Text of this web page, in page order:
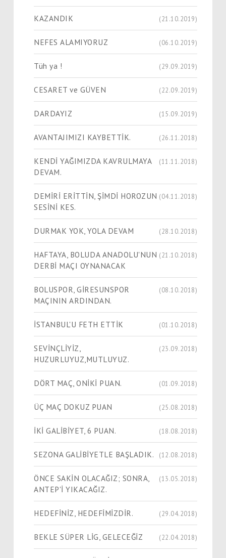
KAZANDIK (21.10.2019)
NEFES ALAMIYORUZ (06.10.2019)
Tüh ya ! (29.09.2019)
CESARET ve GÜVEN (22.09.2019)
DARDAYIZ (15.09.2019)
AVANTAJIMIZI KAYBETTİK. (26.11.2018)
KENDİ YAĞIMIZDA KAVRULMAYA
DEVAM.
(11.11.2018)
DEMİRİ ERİTTİN, ŞİMDİ HOROZUN
SESİNİ KES.
(04.11.2018)
DURMAK YOK, YOLA DEVAM (28.10.2018)
HAFTAYA, BOLUDA ANADOLU'NUN
DERBİ MAÇI OYNANACAK
(21.10.2018)
BOLUSPOR, GİRESUNSPOR
MAÇININ ARDINDAN.
(08.10.2018)
İSTANBUL'U FETH ETTİK (01.10.2018)
SEVİNÇLİYİZ,
HUZURLUYUZ,MUTLUYUZ.
(23.09.2018)
DÖRT MAÇ, ONİKİ PUAN. (01.09.2018)
ÜÇ MAÇ DOKUZ PUAN (25.08.2018)
İKİ GALİBİYET, 6 PUAN. (18.08.2018)
SEZONA GALİBİYETLE BAŞLADIK. (12.08.2018)
ÖNCE SAKİN OLACAĞIZ; SONRA,
ANTEP'İ YIKACAĞIZ.
(13.05.2018)
HEDEFİNİZ, HEDEFİMİZDİR. (29.04.2018)
BEKLE SÜPER LİG, GELECEĞİZ (22.04.2018)